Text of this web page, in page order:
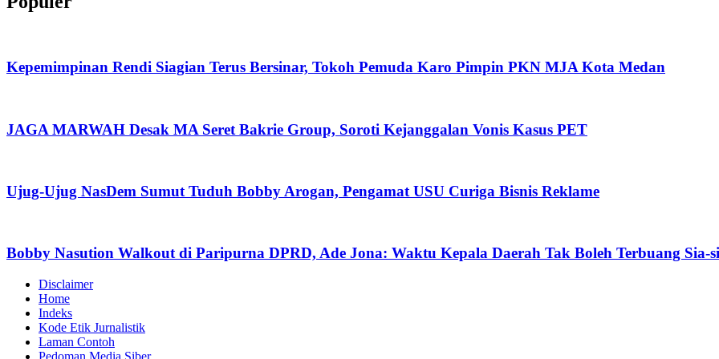
Kepemimpinan Rendi Siagian Terus Bersinar, Tokoh Pemuda Karo Pimpin PKN MJA Kota Medan
JAGA MARWAH Desak MA Seret Bakrie Group, Soroti Kejanggalan Vonis Kasus PET
Ujug-Ujug NasDem Sumut Tuduh Bobby Arogan, Pengamat USU Curiga Bisnis Reklame
Bobby Nasution Walkout di Paripurna DPRD, Ade Jona: Waktu Kepala Daerah Tak Boleh Terbuang Sia-
Disclaimer
Home
Indeks
Kode Etik Jurnalistik
Laman Contoh
Pedoman Media Siber